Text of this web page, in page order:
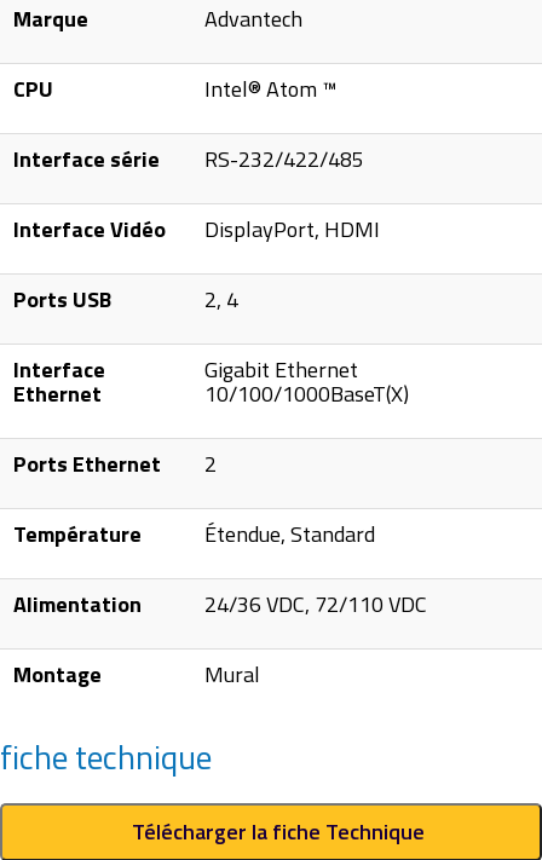
Marque Advantech
CPU Intel® Atom ™
Interface série RS-232/422/485
Interface Vidéo DisplayPort, HDMI
Ports USB 2, 4
Interface
Ethernet
Gigabit Ethernet
10/100/1000BaseT(X)
Ports Ethernet 2
Température Étendue, Standard
Alimentation 24/36 VDC, 72/110 VDC
Montage Mural
fiche technique
Télécharger la fiche Technique